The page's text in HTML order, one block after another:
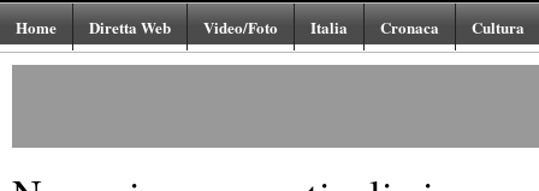
Home Diretta Web Video/Foto Italia Cronaca Cultura